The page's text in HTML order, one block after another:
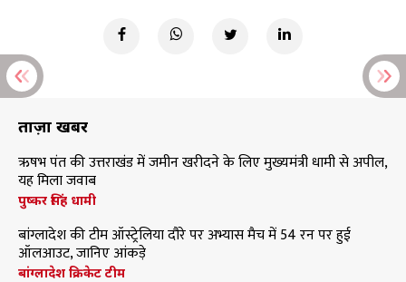
ताज़ा खबरें
ऋषभ पंत की उत्तराखंड में जमीन खरीदने के लिए मुख्यमंत्री धामी से अपील,
यह मिला जवाब
पुष्कर सिंह धामी
बांग्लादेश की टीम ऑस्ट्रेलिया दौरे पर अभ्यास मैच में 54 रन पर हुई
ऑलआउट, जानिए आंकड़े
बांग्लादेश क्रिकेट टीम